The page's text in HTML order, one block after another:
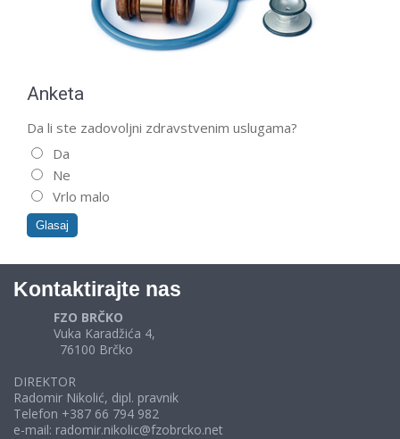
Anketa
Da li ste zadovoljni zdravstvenim uslugama?
Da
Ne
Vrlo malo
Kontaktirajte nas
FZO BRČKO
Vuka Karadžića 4,
76100 Brčko
DIREKTOR
Radomir Nikolić, dipl. pravnik
Telefon +387 66 794 982
e-mail: radomir.nikolic@fzobrcko.net